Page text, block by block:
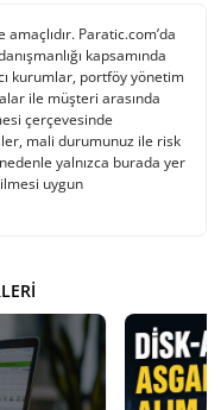
Paratic.com’da
kapsamında
kurumlar, portföy yönetim
ile müşteri arasında
çerçevesinde
mali durumunuz ile risk
yalnızca burada yer
uygun